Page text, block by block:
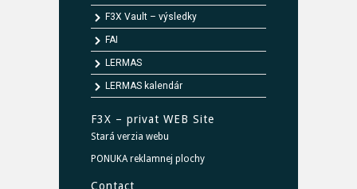
F3X Vault – výsledky
FAI
LERMAS
LERMAS kalendár
F3X – privat WEB Site
Stará verzia webu
PONUKA reklamnej plochy
Contact